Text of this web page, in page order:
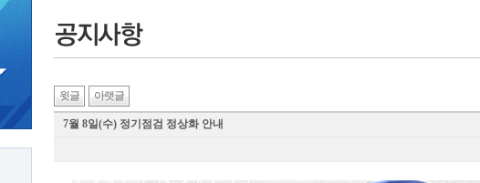
윗글 아랫글
7월 8일(수) 정기점검 정상화 안내